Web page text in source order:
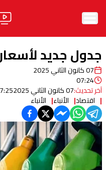
الأخبار
آراء
فيديو
مواقف
وليد جنبلاط
الحزب
جدول جديد
07 كانون الثاني 2025
07:24
آخر تحديث:07 كانون الثاني 2025
اقتصاد الأنباء الأنباء